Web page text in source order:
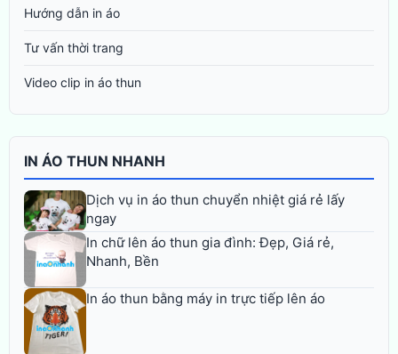
Hướng dẫn in áo
Tư vấn thời trang
Video clip in áo thun
IN ÁO THUN NHANH
Dịch vụ in áo thun chuyển nhiệt giá rẻ lấy
ngay
In chữ lên áo thun gia đình: Đẹp, Giá rẻ,
Nhanh, Bền
In áo thun bằng máy in trực tiếp lên áo